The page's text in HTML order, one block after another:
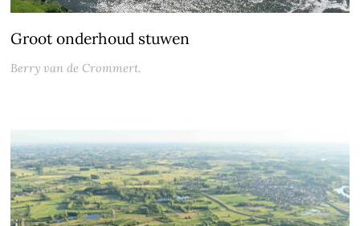
Groot onderhoud stuwen
Berry van de Crommert.